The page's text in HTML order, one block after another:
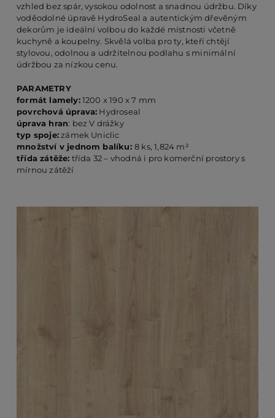
vzhled bez spár, vysokou odolnost a snadnou údržbu. Díky
voděodolné úpravě HydroSeal a autentickým dřevěným
dekorům je ideální volbou do každé místnosti včetně
kuchyně a koupelny. Skvělá volba pro ty, kteří chtějí
stylovou, odolnou a udržitelnou podlahu s minimální
údržbou za nízkou cenu.
PARAMETRY
formát lamely:1200 x 190 x 7 mm
povrchová úprava: Hydroseal
úprava hran: bez V drážky
typ spoje:zámek Uniclic
množství v jednom balíku:8 ks, 1,824 m²
třída zátěže: třída 32 – vhodná i pro komerční prostory s
mírnou zátěží